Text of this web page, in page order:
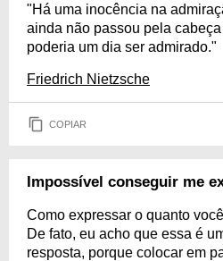
"Há uma inocência na
ainda não passou pela
poderia um dia ser admirado."
Friedrich Nietzsche
COPIAR
Impossível conseguir me
Como expressar o quanto
De fato, eu acho que essa é
resposta, porque colocar em